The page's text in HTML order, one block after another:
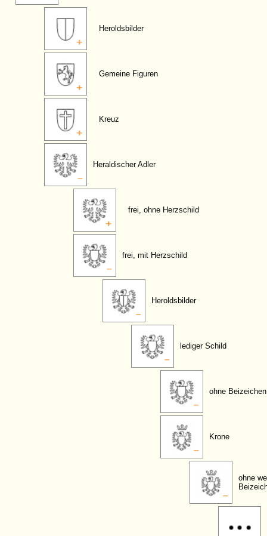
Heroldsbilder
Gemeine Figuren
Kreuz
Heraldischer Adler
frei, ohne Herzschild
frei, mit Herzschild
Heroldsbilder
lediger Schild
ohne Beizeichen
Krone
ohne